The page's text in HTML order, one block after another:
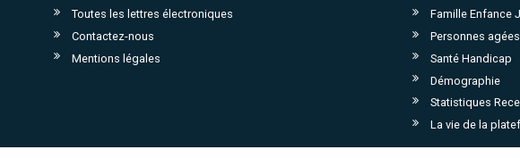
Toutes les lettres électroniques
Contactez-nous
Mentions légales
Famille Enfance
Personnes agées
Santé Handicap
Démographie
Statistiques
La vie de la